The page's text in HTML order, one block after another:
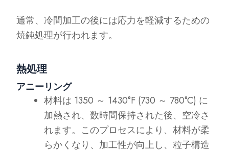
通常、冷間加工の後には応力を軽減するための
焼鈍処理が行われます。
熱処理
アニーリング
材料は 1350 ～ 1430°F (730 ～ 780°C) に
加熱され、数時間保持された後、空冷さ
れます。このプロセスにより、材料が柔
らかくなり、加工性が向上し、粒子構造